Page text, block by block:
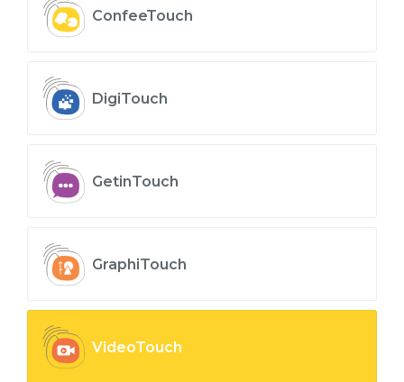
ConfeeTouch
DigiTouch
GetinTouch
GraphiTouch
VideoTouch